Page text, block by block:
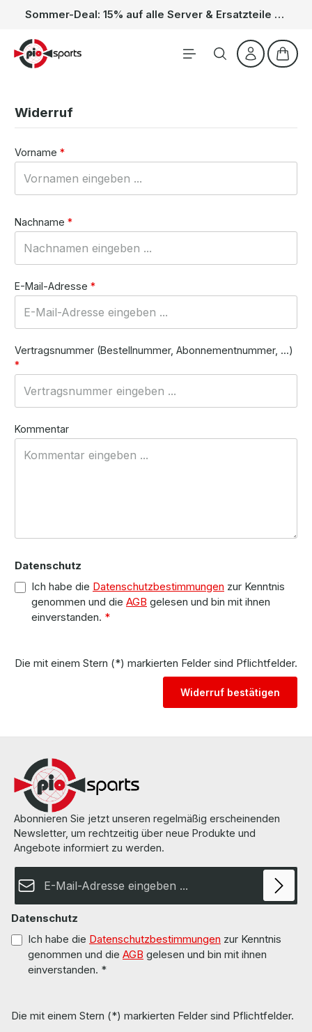
Zum Hauptinhalt springen Sommer-Deal: 15% auf alle Server & Ersatzteile – Kein Code nötig, der Rabatt wird automatisch im Warenkorb abgezogen. Gültig vom 01.06. bis 31.08.
Widerruf
Vorname *
Nachname *
E-Mail-Adresse *
Vertragsnummer (Bestellnummer, Abonnementnummer, ...)
*
Kommentar
Datenschutz
Ich habe die Datenschutzbestimmungen zur Kenntnis
genommen und die AGB gelesen und bin mit ihnen
einverstanden. *
Die mit einem Stern (*) markierten Felder sind Pflichtfelder.
Widerruf bestätigen
Abonnieren Sie jetzt unseren regelmäßig erscheinenden
Newsletter, um rechtzeitig über neue Produkte und
Angebote informiert zu werden.
Datenschutz
Ich habe die Datenschutzbestimmungen zur Kenntnis
genommen und die AGB gelesen und bin mit ihnen
einverstanden. *
Die mit einem Stern (*) markierten Felder sind Pflichtfelder.